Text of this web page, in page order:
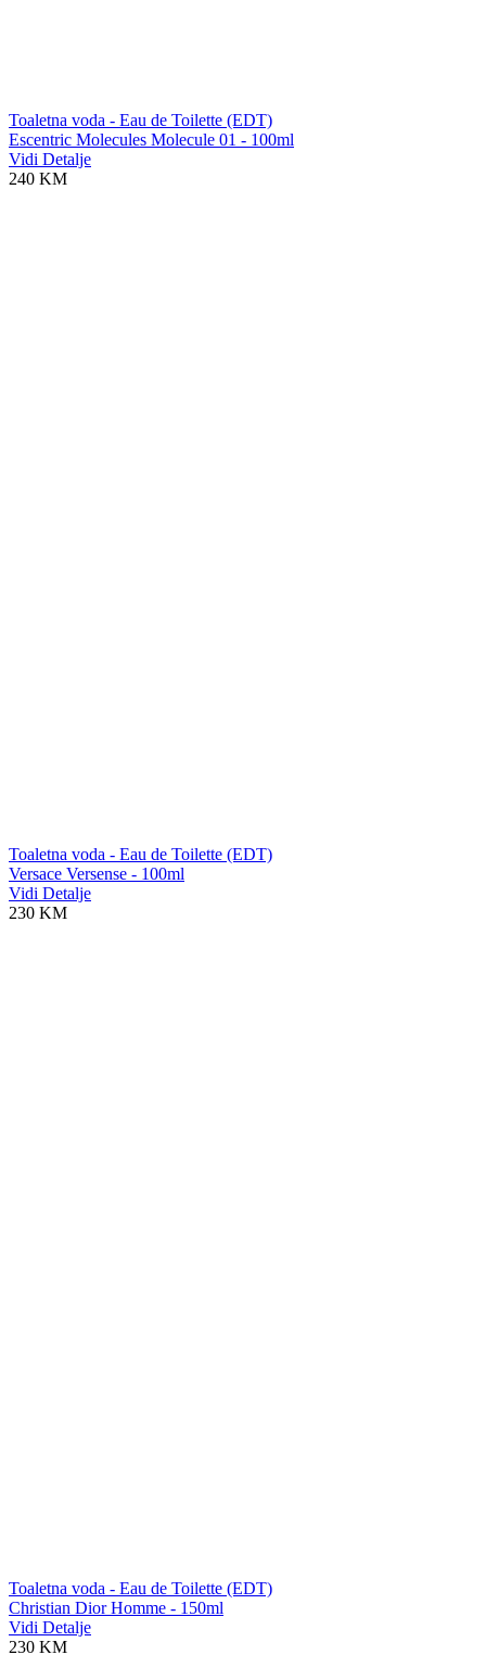
Toaletna voda - Eau de Toilette (EDT)
Escentric Molecules Molecule 01 - 100ml
Vidi Detalje
240 KM
Toaletna voda - Eau de Toilette (EDT)
Versace Versense - 100ml
Vidi Detalje
230 KM
Toaletna voda - Eau de Toilette (EDT)
Christian Dior Homme - 150ml
Vidi Detalje
230 KM